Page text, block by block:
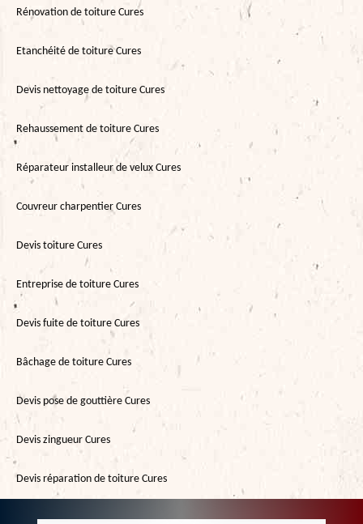
Rénovation de toiture Cures
Etanchéité de toiture Cures
Devis nettoyage de toiture Cures
Rehaussement de toiture Cures
Réparateur installeur de velux Cures
Couvreur charpentier Cures
Devis toiture Cures
Entreprise de toiture Cures
Devis fuite de toiture Cures
Bâchage de toiture Cures
Devis pose de gouttière Cures
Devis zingueur Cures
Devis réparation de toiture Cures